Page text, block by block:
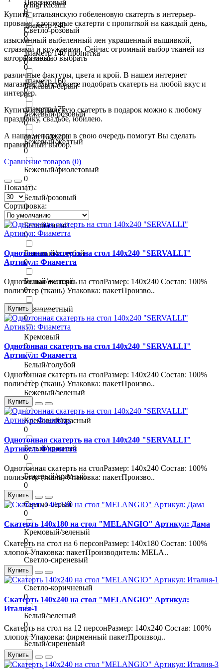
0
диаметр 140
0
диаметр 140 пропитка
0
диаметр 160
0
диаметр 175
0
овал 160х240
0
Персиковый
0
Светло-розовый
0
Розовый
0
Бежевый/серый
0
Бежевый/розовый
0
Бежевый/желтый
0
Бежевый/фиолетовый
0
Белый/розовый
0
Белый/синий
0
Бежевый/голубой
0
Белый/желтый
0
Разноцветный
0
Кремовый
0
Белый/голубой
0
Бежевый/зеленый
0
Кремовый/красный
0
Белый/красный
0
Бежевый/красный
0
Светло-серый
0
Кремовый/зеленый
0
Светло-сиреневый
0
Светло-коричневый
0
Белый/зеленый
0
Белый/сиреневый
0
Vingi Ricami
0
Купить итальянскую гобеленовую скатерть в интерьер-
прованс, хлопковые скатерти с пропиткой на каждый день,
изысканный выбеленный лен украшенный вышивкой,
стразами и кружевами. Сейчас огромный выбор тканей из
которых можно выбрать
различные фактуры, цвета и крой. В нашем интернет
магазине, Вы сможете подобрать скатерть на любой вкус и
интерьер.
Купить итальянскую скатерть в подарок можно к любому
празднику, свадьбе, юбилею.
А наши менеджеры в свою очередь помогут Вы сделать
правильный выбор.
Сравнение товаров (0)
Показать:
Сортировка:
Однотонная скатерть на стол 140х240 "SERVALLI"
Артикул: Фиаметта
Однотонная скатерть на столРазмер: 140х240 Состав: 100%
полиэстер (ткань) Упаковка: пакетПроизво..
Купить
Однотонная скатерть на стол 140х240 "SERVALLI"
Артикул: Фиаметта
Однотонная скатерть на столРазмер: 140х240 Состав: 100%
полиэстер (ткань) Упаковка: пакетПроизво..
Купить
Однотонная скатерть на стол 140х240 "SERVALLI"
Артикул: Фиаметта
Однотонная скатерть на столРазмер: 140х240 Состав: 100%
полиэстер (ткань) Упаковка: пакетПроизво..
Купить
Скатерть 140х180 на стол "MELANGIO" Артикул: Дама
Скатерть на стол на 6 персонРазмер: 140х180 Состав: 100%
хлопок Упаковка: пакетПроизводитель: MELA..
Купить
Скатерть 140х240 на стол "MELANGIO" Артикул:
Италия-1
Скатерть на стол на 12 персонРазмер: 140х240 Состав: 100%
хлопок Упаковка: фирменный пакетПроизвод..
Купить